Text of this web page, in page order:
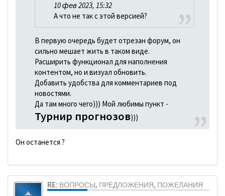
10 фев 2023, 15:32
А что не так с этой версией?
В первую очередь будет отрезан форум, он
сильно мешает жить в таком виде.
Расширить функционал для наполнения
контентом, но и визуал обновить.
Добавить удобства для комментариев под
новостями.
Да там много чего))) Мой любимы пункт -
Турнир прогнозов)))
Он останется ?
RE: ВОПРОСЫ, ПРЕДЛОЖЕНИЯ, ПОЖЕЛАНИЯ